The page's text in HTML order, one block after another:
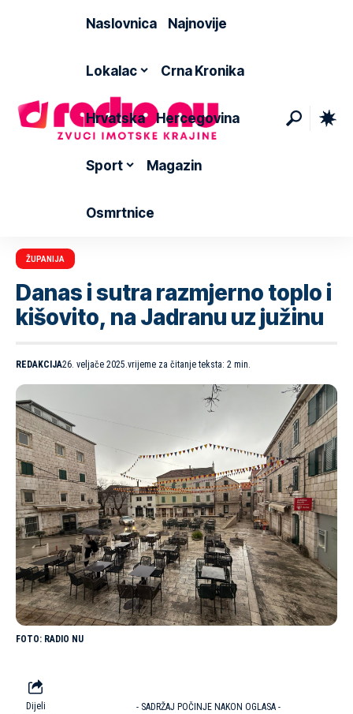
Naslovnica Najnovije
Lokalac Crna Kronika
Hrvatska Hercegovina
Sport Magazin
Osmrtnice
ŽUPANIJA
Danas i sutra razmjerno toplo i
kišovito, na Jadranu uz južinu
REDAKCIJA26. veljače 2025.vrijeme za čitanje teksta: 2 min.
RADIO NU
Dijeli - SADRŽAJ POČINJE NAKON OGLASA -